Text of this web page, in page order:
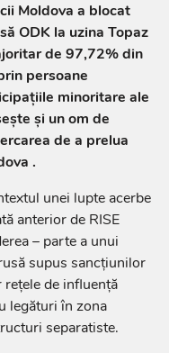
Moldova a blocat
ODK la uzina Topaz
de 97,72% din
persoane
minoritare ale
și un om de
de a prelua
.
unei lupte acerbe
anterior de RISE
– parte a unui
supus sancțiunilor
de influență
legături în zona
separatiste.